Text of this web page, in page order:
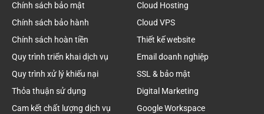
Chính sách bảo mật
Chính sách bảo hành
Chính sách hoàn tiền
Quy trình triển khai dịch vụ
Quy trình xử lý khiếu nại
Thỏa thuận sử dụng
Cam kết chất lượng dịch vụ
Cloud Hosting
Cloud VPS
Thiết kế website
Email doanh nghiệp
SSL & bảo mật
Digital Marketing
Google Workspace